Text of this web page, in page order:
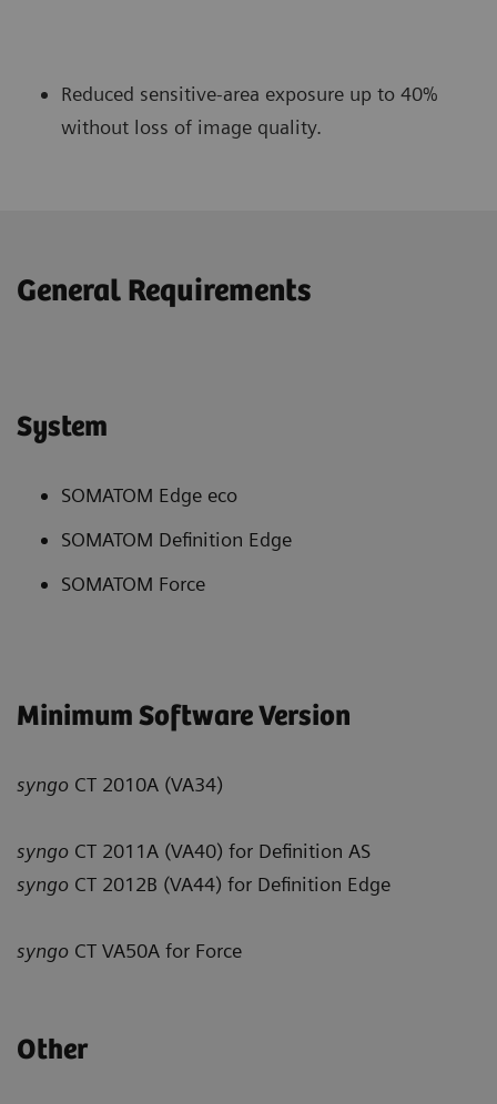
Reduced sensitive-area exposure up to 40%
without loss of image quality.
General Requirements
System
SOMATOM Edge eco
SOMATOM Definition Edge
SOMATOM Force
Minimum Software Version
syngo CT 2010A (VA34)
syngo CT 2011A (VA40) for Definition AS
syngo CT 2012B (VA44) for Definition Edge
syngo CT VA50A for Force
Other